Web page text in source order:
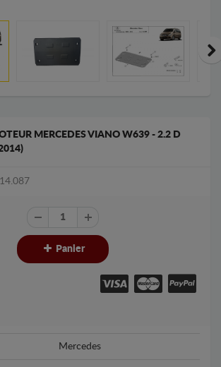
MERCEDES VIANO W639 - 2.2 D
Panier
Mercedes